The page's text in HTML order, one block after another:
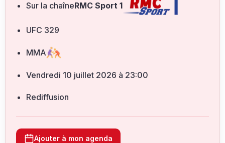
Sur la chaîneRMC Sport 1
UFC 329
MMA
vendredi 10 juillet 2026 à 23:00
Rediffusion
Ajouter à mon agenda